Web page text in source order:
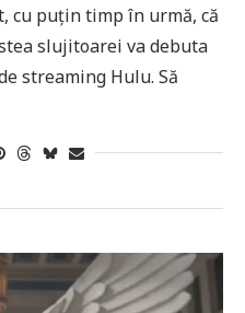
cu puțin timp în urmă, că
slujitoarei va debuta
streaming Hulu. Să